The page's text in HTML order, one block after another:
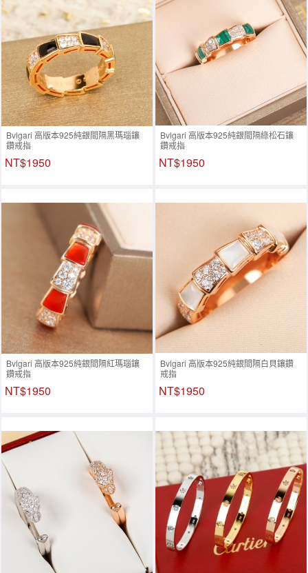
Bvlgari 高版本925純銀間隔黑瑪瑙鑲
鑽戒指
NT$1950
Bvlgari 高版本925純銀間隔綠松石鑲
鑽戒指
NT$1950
Bvlgari 高版本925純銀間隔紅瑪瑙鑲
鑽戒指
NT$1950
Bvlgari 高版本925純銀間隔白貝鑲鑽
戒指
NT$1950